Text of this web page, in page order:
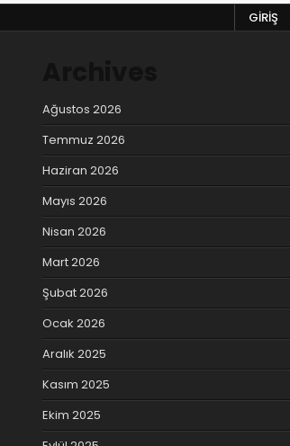
GIRIŞ
Ağustos 2026
Temmuz 2026
Haziran 2026
Mayıs 2026
Nisan 2026
Mart 2026
Şubat 2026
Ocak 2026
Aralık 2025
Kasım 2025
Ekim 2025